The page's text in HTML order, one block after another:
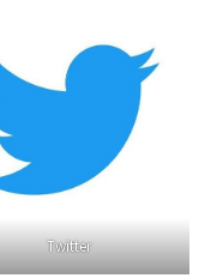
Twitter